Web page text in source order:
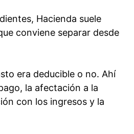
Hacienda suele
conviene separar desde
era deducible o no. Ahí
la afectación a la
con los ingresos y la